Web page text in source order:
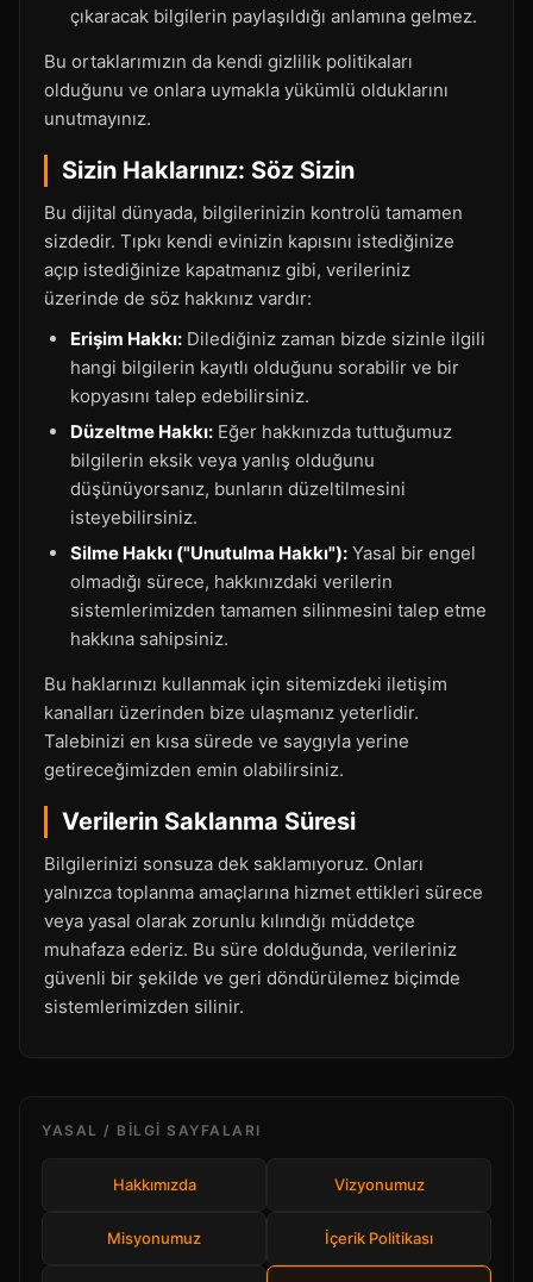
çıkaracak bilgilerin paylaşıldığı anlamına gelmez.
Bu ortaklarımızın da kendi gizlilik politikaları
olduğunu ve onlara uymakla yükümlü olduklarını
unutmayınız.
Sizin Haklarınız: Söz Sizin
Bu dijital dünyada, bilgilerinizin kontrolü tamamen
sizdedir. Tıpkı kendi evinizin kapısını istediğinize
açıp istediğinize kapatmanız gibi, verileriniz
üzerinde de söz hakkınız vardır:
Erişim Hakkı: Dilediğiniz zaman bizde sizinle ilgili
hangi bilgilerin kayıtlı olduğunu sorabilir ve bir
kopyasını talep edebilirsiniz.
Düzeltme Hakkı: Eğer hakkınızda tuttuğumuz
bilgilerin eksik veya yanlış olduğunu
düşünüyorsanız, bunların düzeltilmesini
isteyebilirsiniz.
Silme Hakkı ("Unutulma Hakkı"): Yasal bir engel
olmadığı sürece, hakkınızdaki verilerin
sistemlerimizden tamamen silinmesini talep etme
hakkına sahipsiniz.
Bu haklarınızı kullanmak için sitemizdeki iletişim
kanalları üzerinden bize ulaşmanız yeterlidir.
Talebinizi en kısa sürede ve saygıyla yerine
getireceğimizden emin olabilirsiniz.
Verilerin Saklanma Süresi
Bilgilerinizi sonsuza dek saklamıyoruz. Onları
yalnızca toplanma amaçlarına hizmet ettikleri sürece
veya yasal olarak zorunlu kılındığı müddetçe
muhafaza ederiz. Bu süre dolduğunda, verileriniz
güvenli bir şekilde ve geri döndürülemez biçimde
sistemlerimizden silinir.
YASAL / BILGI SAYFALARI
Hakkımızda Vizyonumuz
Misyonumuz İçerik Politikası